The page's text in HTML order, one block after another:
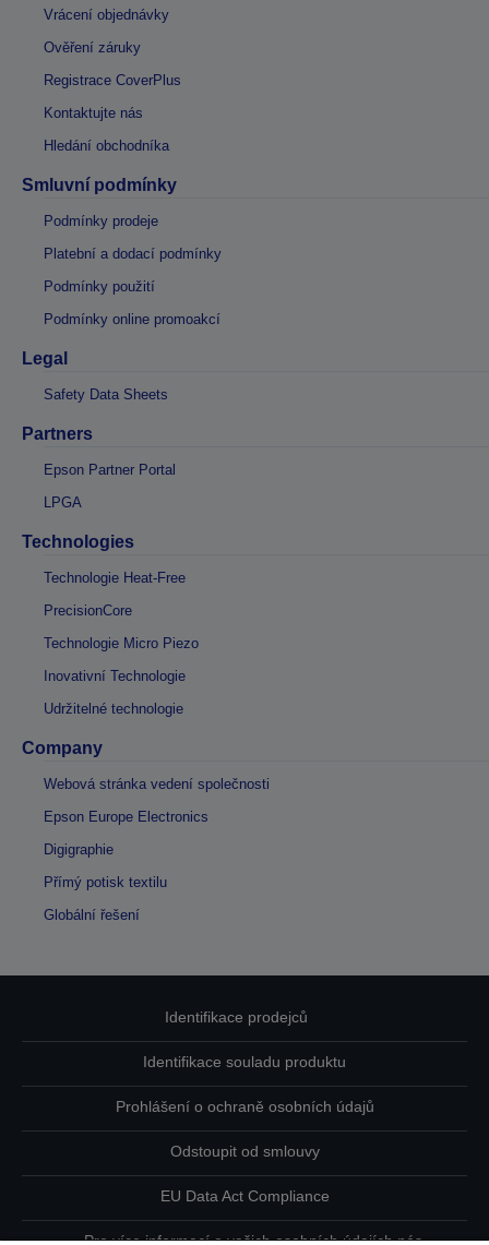
Vrácení objednávky
Ověření záruky
Registrace CoverPlus
Kontaktujte nás
Hledání obchodníka
Smluvní podmínky
Podmínky prodeje
Platební a dodací podmínky
Podmínky použití
Podmínky online promoakcí
Legal
Safety Data Sheets
Partners
Epson Partner Portal
LPGA
Technologies
Technologie Heat-Free
PrecisionCore
Technologie Micro Piezo
Inovativní Technologie
Udržitelné technologie
Company
Webová stránka vedení společnosti
Epson Europe Electronics
Digigraphie
Přímý potisk textilu
Globální řešení
Identifikace prodejců
Identifikace souladu produktu
Prohlášení o ochraně osobních údajů
Odstoupit od smlouvy
EU Data Act Compliance
Pro více informací o vašich osobních údajích nás